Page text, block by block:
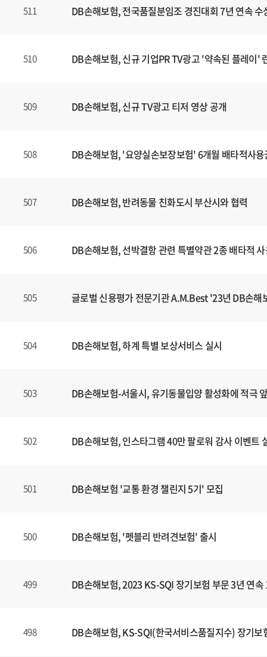
511 DB손해보험, 전국품질분임조 경진대회 7년 연속 수
510 DB손해보험, 신규 기업PR TV광고 '약속된 플레이'
509 DB손해보험, 신규 TV광고 티저 영상 공개
508 DB손해보험, '요양실손보장보험' 6개월 배타적사용
507 DB손해보험, 반려동물 친화도시 부산시와 협력
506 DB손해보험, 선박결항 관련 특별약관 2종 배타적
505 글로벌 신용평가 전문기관 A.M.Best '23년 DB손
504 DB손해보험, 하계 특별 보상서비스 실시
503 DB손해보험-서울시, 유기동물입양 활성화에 적극
502 DB손해보험, 인스타그램 40만 팔로워 감사 이벤트
501 DB손해보험 '교통 환경 챌린지 5기' 모집
500 DB손해보험, '펫블리 반려견보험' 출시
499 DB손해보험, 2023 KS-SQI 장기보험 부문 3년 연속
498 DB손해보험, KS-SQI(한국서비스품질지수) 장기보